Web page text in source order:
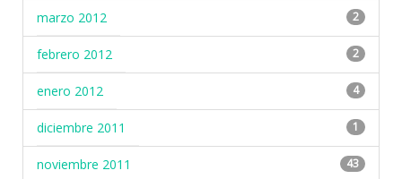
marzo 2012 2
febrero 2012 2
enero 2012 4
diciembre 2011 1
noviembre 2011 43